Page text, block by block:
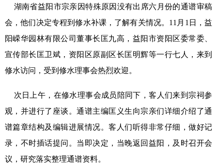
湖南省益阳市宗亲因特殊原因没有出席六月份的通谱审稿
会，他们决定专程到修水补课，了解有关情况。 11 月 1 日，益
阳嵘华园林有限公司董事长匡九高，益阳市资阳区委常委、
宣传部长匡卫斌，资阳区原副区长匡明辉等一行七人，来到
修水访问，受到修水理事会热烈欢迎。
次日上午，在修水理事会成员陪同下，客人们来到宗祠参
观，并进行了座谈。通谱主编匡义生向宗亲们详细介绍了通
谱篇章结构及编辑进展情况。客人们听得非常仔细，做好记
录，不时插话提问。当即决定，当晚返回益阳，及时召开会
议，研究落实整理通谱资料。